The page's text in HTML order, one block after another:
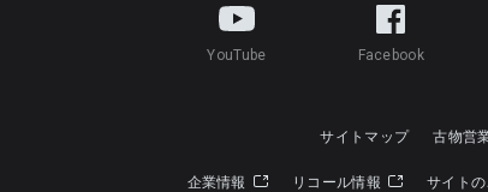
YouTube Facebook
サイトマップ 古物営
企業情報 リコール情報 サイト